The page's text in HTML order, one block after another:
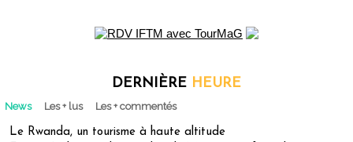
DERNIÈRE HEURE
News Les + lus Les + commentés
Le Rwanda, un tourisme à haute altitude